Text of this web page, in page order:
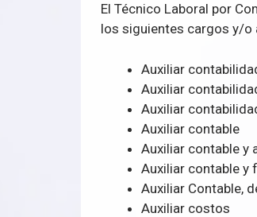
El Técnico Laboral por
los siguientes cargos y/o
Auxiliar
Auxiliar
Auxiliar
Auxiliar contable
Auxiliar contable y
Auxiliar contable y
Auxiliar Contable,
Auxiliar costos